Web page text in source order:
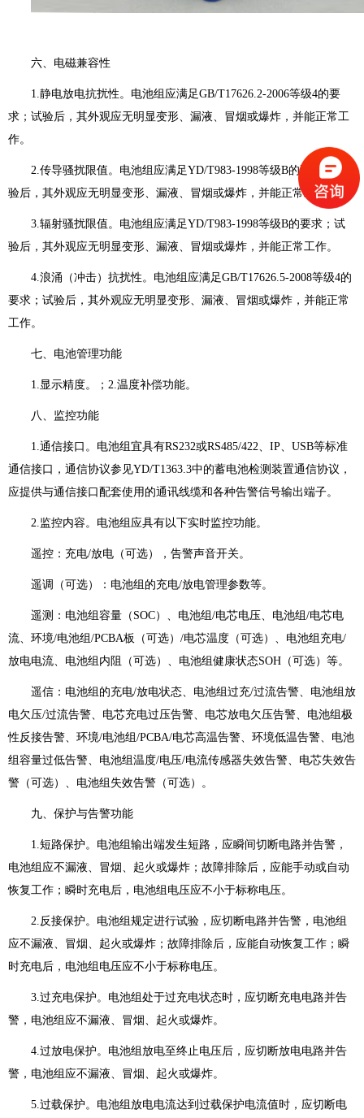
六、电磁兼容性
1.静电放电抗扰性。电池组应满足GB/T17626.2-2006等级4的要
求；试验后，其外观应无明显变形、漏液、冒烟或爆炸，并能正常工
作。
2.传导骚扰限值。电池组应满足YD/T983-1998等级B的要求；试
验后，其外观应无明显变形、漏液、冒烟或爆炸，并能正常工作。
3.辐射骚扰限值。电池组应满足YD/T983-1998等级B的要求；试
验后，其外观应无明显变形、漏液、冒烟或爆炸，并能正常工作。
4.浪涌（冲击）抗扰性。电池组应满足GB/T17626.5-2008等级4的
要求；试验后，其外观应无明显变形、漏液、冒烟或爆炸，并能正常
工作。
七、电池管理功能
1.显示精度。；2.温度补偿功能。
八、监控功能
1.通信接口。电池组宜具有RS232或RS485/422、IP、USB等标准
通信接口，通信协议参见YD/T1363.3中的蓄电池检测装置通信协议，
应提供与通信接口配套使用的通讯线缆和各种告警信号输出端子。
2.监控内容。电池组应具有以下实时监控功能。
遥控：充电/放电（可选），告警声音开关。
遥调（可选）：电池组的充电/放电管理参数等。
遥测：电池组容量（SOC）、电池组/电芯电压、电池组/电芯电
流、环境/电池组/PCBA板（可选）/电芯温度（可选）、电池组充电/
放电电流、电池组内阻（可选）、电池组健康状态SOH（可选）等。
遥信：电池组的充电/放电状态、电池组过充/过流告警、电池组放
电欠压/过流告警、电芯充电过压告警、电芯放电欠压告警、电池组极
性反接告警、环境/电池组/PCBA/电芯高温告警、环境低温告警、电池
组容量过低告警、电池组温度/电压/电流传感器失效告警、电芯失效告
警（可选）、电池组失效告警（可选）。
九、保护与告警功能
1.短路保护。电池组输出端发生短路，应瞬间切断电路并告警，
电池组应不漏液、冒烟、起火或爆炸；故障排除后，应能手动或自动
恢复工作；瞬时充电后，电池组电压应不小于标称电压。
2.反接保护。电池组规定进行试验，应切断电路并告警，电池组
应不漏液、冒烟、起火或爆炸；故障排除后，应能自动恢复工作；瞬
时充电后，电池组电压应不小于标称电压。
3.过充电保护。电池组处于过充电状态时，应切断充电电路并告
警，电池组应不漏液、冒烟、起火或爆炸。
4.过放电保护。电池组放电至终止电压后，应切断放电电路并告
警，电池组应不漏液、冒烟、起火或爆炸。
5.过载保护。电池组放电电流达到过载保护电流值时，应切断电